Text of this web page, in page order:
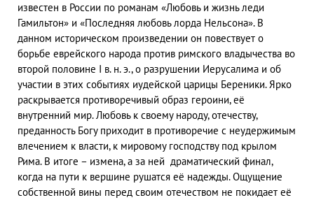
известен в России по романам «Любовь и жизнь леди
Гамильтон» и «Последняя любовь лорда Нельсона». В
данном историческом произведении он повествует о
борьбе еврейского народа против римского владычества во
второй половине I в. н. э., о разрушении Иерусалима и об
участии в этих событиях иудейской царицы Береники. Ярко
раскрывается противоречивый образ героини, её
внутренний мир. Любовь к своему народу, отечеству,
преданность Богу приходит в противоречие с неудержимым
влечением к власти, к мировому господству под крылом
Рима. В итоге – измена, а за ней драматический финал,
когда на пути к вершине рушатся её надежды. Ощущение
собственной вины перед своим отечеством не покидает её